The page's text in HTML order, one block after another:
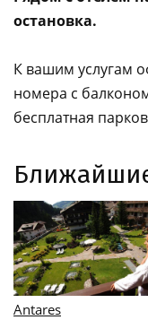
остановка.
К вашим услугам
номера с
бесплатная
Antares